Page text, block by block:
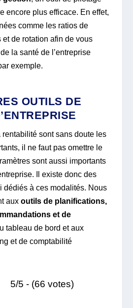
encore plus efficace. En effet,
comme les ratios de
et de rotation afin de vous
la santé de l’entreprise
exemple.
OUTILS DE
rentabilité sont sans doute les
il ne faut pas omettre le
sont aussi importants
Il existe donc des
dédiés à ces modalités. Nous
auxoutils de planifications,
et de
tableau de bord et aux
et de comptabilité
5/5 - (66 votes)